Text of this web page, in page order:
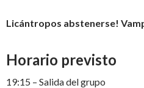
Licántropos abstenerse!
Horario previsto
19:15 – Salida del grupo